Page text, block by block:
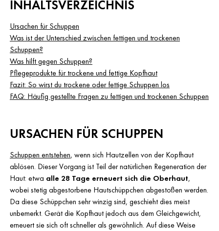
INHALTSVERZEICHNIS
Ursachen für Schuppen
Was ist der Unterschied zwischen fettigen und trockenen
Schuppen?
Was hilft gegen Schuppen?
Pflegeprodukte für trockene und fettige Kopfhaut
Fazit: So wirst du trockene oder fettige Schuppen los
FAQ: Häufig gestellte Fragen zu fettigen und trockenen Schuppen
URSACHEN FÜR SCHUPPEN
Schuppen entstehen, wenn sich Hautzellen von der Kopfhaut
ablösen. Dieser Vorgang ist Teil der natürlichen Regeneration der
Haut: etwa alle 28 Tage erneuert sich die Oberhaut,
wobei stetig abgestorbene Hautschüppchen abgestoßen werden.
Da diese Schüppchen sehr winzig sind, geschieht dies meist
unbemerkt. Gerät die Kopfhaut jedoch aus dem Gleichgewicht,
erneuert sie sich oft schneller als gewöhnlich. Auf diese Weise